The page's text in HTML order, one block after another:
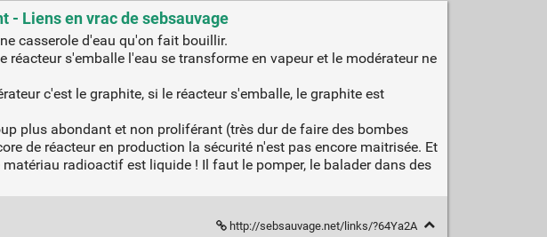
- Liens en vrac de sebsauvage
casserole d'eau qu'on fait bouillir.
s'emballe l'eau se transforme en vapeur et le modérateur ne
c'est le graphite, si le réacteur s'emballe, le graphite est
plus abondant et non proliférant (très dur de faire des bombes
de réacteur en production la sécurité n'est pas encore maitrisée. Et
radioactif est liquide ! Il faut le pomper, le balader dans des
http://sebsauvage.net/links/?64Ya2A